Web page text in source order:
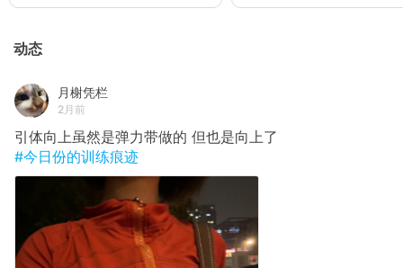
动态
月榭凭栏
2月前
引体向上虽然是弹力带做的 但也是向上了
#今日份的训练痕迹